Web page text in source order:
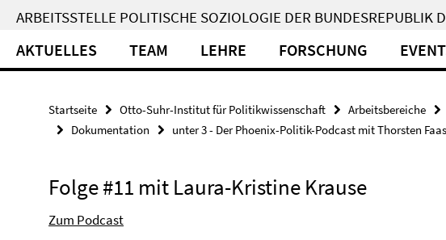
ARBEITSSTELLE POLITISCHE SOZIOLOGIE DER BUNDESREPUBLIK
AKTUELLES TEAM LEHRE FORSCHUNG
Startseite Otto-Suhr-Institut für Politikwissenschaft Arbeitsbereiche
Dokumentation
unter 3 - Der Phoenix-Politik-Podcast mit Thorsten
Folge #11 mit Laura-Kristine Krause
Zum Podcast